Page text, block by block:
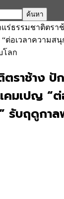
ร่ธรรมชาติตราช้
ต่อเวลาความสนุ
โลก
ราช้าง ปั
คมเปญ “ต่
รับฤดูกา